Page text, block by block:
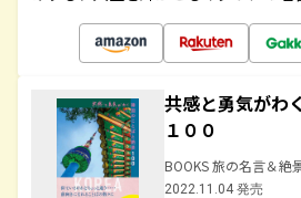
共感と勇気がわ
１００
BOOKS 旅の名言＆絶
2022.11.04 発売